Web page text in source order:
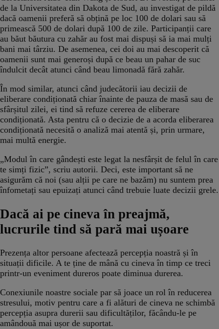
de la Universitatea din Dakota de Sud, au investigat de pildă
dacă oamenii preferă să obțină pe loc 100 de dolari sau să
primească 500 de dolari după 100 de zile. Participanții care
au băut băutura cu zahăr au fost mai dispuși să ia mai mulți
bani mai târziu. De asemenea, cei doi au mai descoperit că
oamenii sunt mai generoși după ce beau un pahar de suc
îndulcit decât atunci când beau limonadă fără zahăr.
În mod similar, atunci când judecătorii iau decizii de
eliberare condiționată chiar înainte de pauza de masă sau de
sfârșitul zilei, ei tind să refuze cererea de eliberare
condiționată. Asta pentru că o decizie de a acorda eliberarea
condiționată necesită o analiză mai atentă și, prin urmare,
mai multă energie.
„Modul în care gândești este legat la nesfârșit de felul în care
te simți fizic”, scriu autorii. Deci, este important să ne
asigurăm că noi (sau alții pe care ne bazăm) nu suntem prea
înfometați sau epuizați atunci când trebuie luate decizii grele.
Dacă ai pe cineva în preajmă,
lucrurile tind să pară mai ușoare
Prezența altor persoane afectează percepția noastră și în
situații dificile. A te ține de mână cu cineva în timp ce treci
printr-un eveniment dureros poate diminua durerea.
Conexiunile noastre sociale par să joace un rol în reducerea
stresului, motiv pentru care a fi alături de cineva ne schimbă
percepția asupra durerii sau dificultăților, făcându-le pe
amândouă mai ușor de suportat.